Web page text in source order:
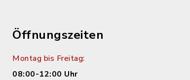
Öffnungszeiten
Montag bis Freitag:
08:00-12:00 Uhr